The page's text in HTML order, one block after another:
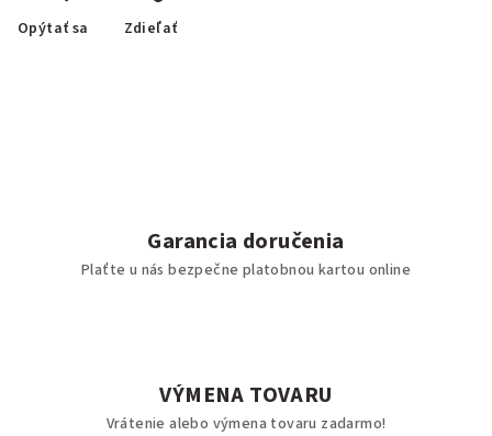
Opýtať sa Zdieľať
Garancia doručenia
Plaťte u nás bezpečne platobnou kartou online
VÝMENA TOVARU
Vrátenie alebo výmena tovaru zadarmo!